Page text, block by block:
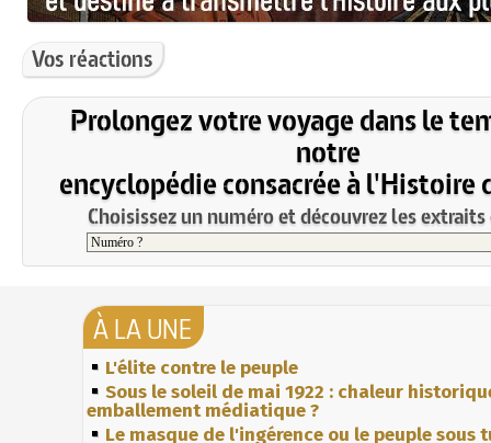
Vos réactions
Prolongez votre voyage dans le
notre
encyclopédie consacrée à l'Histoire
Choisissez un numéro et découvrez les
À LA UNE
L'élite contre le peuple
Sous le soleil de mai 1922 : chaleur
emballement médiatique ?
Le masque de l'ingérence ou le peuple sous